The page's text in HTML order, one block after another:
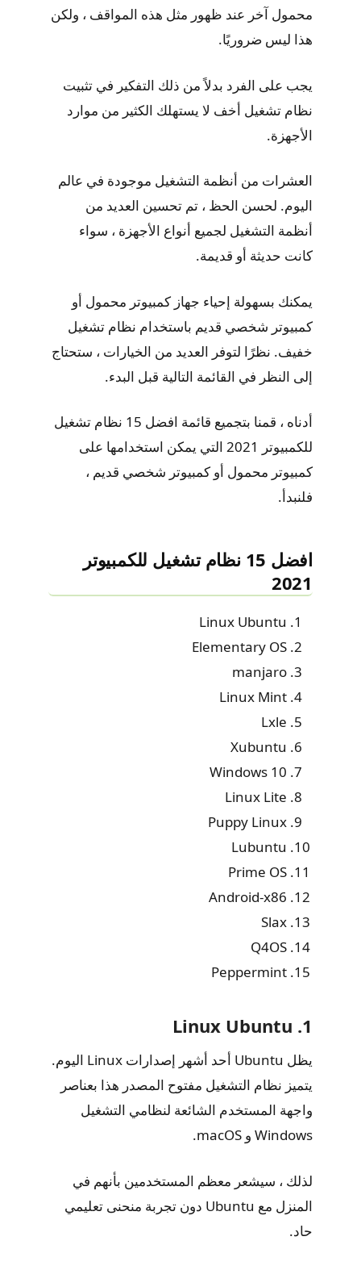
محمول آخر عند ظهور مثل هذه المواقف ، ولكن
هذا ليس ضروريًا.
يجب على الفرد بدلاً من ذلك التفكير في تثبيت
نظام تشغيل أخف لا يستهلك الكثير من موارد
الأجهزة.
العشرات من أنظمة التشغيل موجودة في عالم
اليوم. لحسن الحظ ، تم تحسين العديد من
أنظمة التشغيل لجميع أنواع الأجهزة ، سواء
كانت حديثة أو قديمة.
يمكنك بسهولة إحياء جهاز كمبيوتر محمول أو
كمبيوتر شخصي قديم باستخدام نظام تشغيل
خفيف. نظرًا لتوفر العديد من الخيارات ، ستحتاج
إلى النظر في القائمة التالية قبل البدء.
أدناه ، قمنا بتجميع قائمة افضل 15 نظام تشغيل
للكمبيوتر 2021 التي يمكن استخدامها على
كمبيوتر محمول أو كمبيوتر شخصي قديم ،
فلنبدأ.
افضل 15 نظام تشغيل للكمبيوتر
2021
Linux Ubuntu
Elementary OS
manjaro
Linux Mint
Lxle
Xubuntu
Windows 10
Linux Lite
Puppy Linux
Lubuntu
Prime OS
Android-x86
Slax
Q4OS
Peppermint
1. Linux Ubuntu
يظل Ubuntu أحد أشهر إصدارات Linux اليوم.
يتميز نظام التشغيل مفتوح المصدر هذا بعناصر
واجهة المستخدم الشائعة لنظامي التشغيل
Windows و macOS.
لذلك ، سيشعر معظم المستخدمين بأنهم في
المنزل مع Ubuntu دون تجربة منحنى تعليمي
حاد.